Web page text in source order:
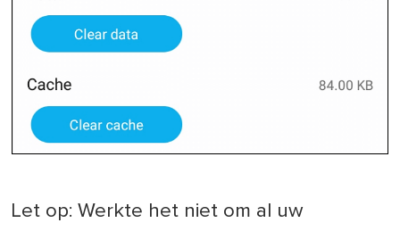
Let op: Werkte het niet om al uw